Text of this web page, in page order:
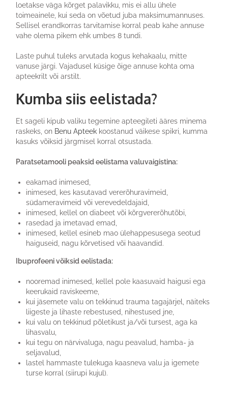
loetakse väga kõrget palavikku, mis ei allu ühele
toimeainele, kui seda on võetud juba maksimumannuses.
Sellisel erandkorras tarvitamise korral peab kahe annuse
vahe olema pikem ehk umbes 8 tundi.
Laste puhul tuleks arvutada kogus kehakaalu, mitte
vanuse järgi. Vajadusel küsige õige annuse kohta oma
apteekrilt või arstilt.
Kumba siis eelistada?
Et sageli kipub valiku tegemine apteegileti ääres minema
raskeks, on Benu Apteek koostanud väikese spikri, kumma
kasuks võiksid järgmisel korral otsustada.
Paratsetamooli peaksid eelistama valuvaigistina:
eakamad inimesed,
inimesed, kes kasutavad vererõhuravimeid,
südameravimeid või verevedeldajaid,
inimesed, kellel on diabeet või kõrgvererõhutõbi,
rasedad ja imetavad emad,
inimesed, kellel esineb mao ülehappesusega seotud
haiguseid, nagu kõrvetised või haavandid.
Ibuprofeeni võiksid eelistada:
nooremad inimesed, kellel pole kaasuvaid haigusi ega
keerukaid raviskeeme,
kui jäsemete valu on tekkinud trauma tagajärjel, näiteks
liigeste ja lihaste rebestused, nihestused jne,
kui valu on tekkinud põletikust ja/või tursest, aga ka
lihasvalu,
kui tegu on närvivaluga, nagu peavalud, hamba- ja
seljavalud,
lastel hammaste tulekuga kaasneva valu ja igemete
turse korral (siirupi kujul).